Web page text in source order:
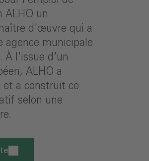
ALHO un
d'œuvre qui a
agence municipale
À l'issue d'un
ALHO a
et a construit ce
selon une